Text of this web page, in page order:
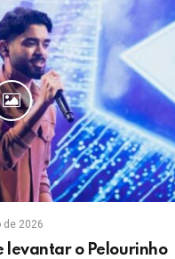
de 2026
levantar o Pelourinho